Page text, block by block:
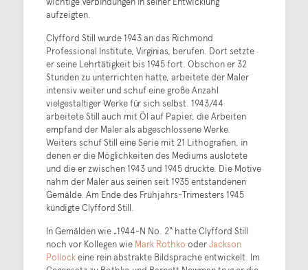
aufzeigten.
Clyfford Still wurde 1943 an das Richmond
Professional Institute, Virginias, berufen. Dort setzte
er seine Lehrtätigkeit bis 1945 fort. Obschon er 32
Stunden zu unterrichten hatte, arbeitete der Maler
intensiv weiter und schuf eine große Anzahl
vielgestaltiger Werke für sich selbst. 1943/44
arbeitete Still auch mit Öl auf Papier, die Arbeiten
empfand der Maler als abgeschlossene Werke.
Weiters schuf Still eine Serie mit 21 Lithografien, in
denen er die Möglichkeiten des Mediums auslotete
und die er zwischen 1943 und 1945 druckte. Die Motive
nahm der Maler aus seinen seit 1935 entstandenen
Gemälde. Am Ende des Frühjahrs-Trimesters 1945
kündigte Clyfford Still.
In Gemälden wie „1944-N No. 2“ hatte Clyfford Still
noch vor Kollegen wie Mark Rothko oderJackson
Pollockeine rein abstrakte Bildsprache entwickelt. Im